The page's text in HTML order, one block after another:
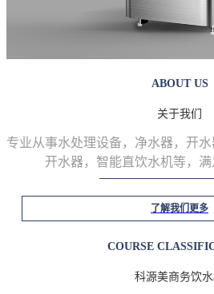
ABOUT US
关于我们
专业从事水处理设备，净水器，开
开水器，智能直饮水机等，
了解我们更多
COURSE
科源美商务饮